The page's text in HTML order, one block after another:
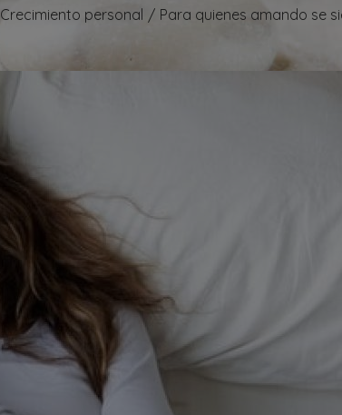
Crecimiento personal / Para quienes amando se